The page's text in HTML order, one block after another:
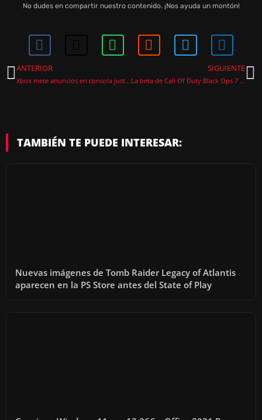
No dudes en compartir nuestro contenido. ¡Nos ayuda un montón!
ANTERIOR
Xbox mete anuncios en consola justo después de subir el precio de Game Pass
SIGUIENTE
La beta de Call Of Duty Black Ops 7 no funciona y estas son las soluciones
TAMBIÉN TE PUEDE INTERESAR:
Nuevas imágenes de Tomb Raider Legacy of Atlantis
aparecen en la PS Store antes del State of Play